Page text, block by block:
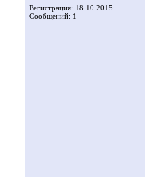
Регистрация: 18.10.2015
Сообщений: 1